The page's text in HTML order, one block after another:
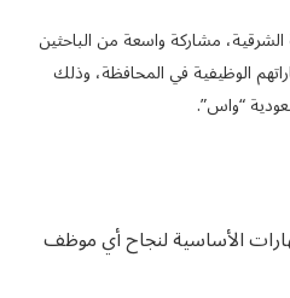
مشاركة واسعة من الباحثين
الوظيفية في المحافظة، وذلك
“واس”.
الأساسية لنجاح أي موظف